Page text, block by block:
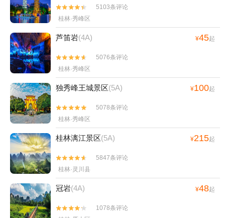


5103条评论
桂林·秀峰区
芦笛岩(4A) ¥45起


5076条评论
桂林·秀峰区
独秀峰王城景区(5A) ¥100起


5078条评论
桂林·秀峰区
桂林漓江景区(5A) ¥215起


5847条评论
桂林·灵川县
冠岩(4A) ¥48起


1078条评论